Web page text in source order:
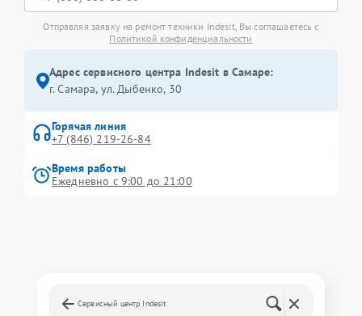
Отправляя заявку на ремонт техники Indesit, Вы соглашаетесь с
Политикой конфиденциальности
Адрес сервисного центра Indesit в Самаре:
г. Самара, ул. Дыбенко, 30
Горячая линия
+7 (846) 219-26-84
Время работы
Ежедневно с 9:00 до 21:00
Сервисный центр Indesit